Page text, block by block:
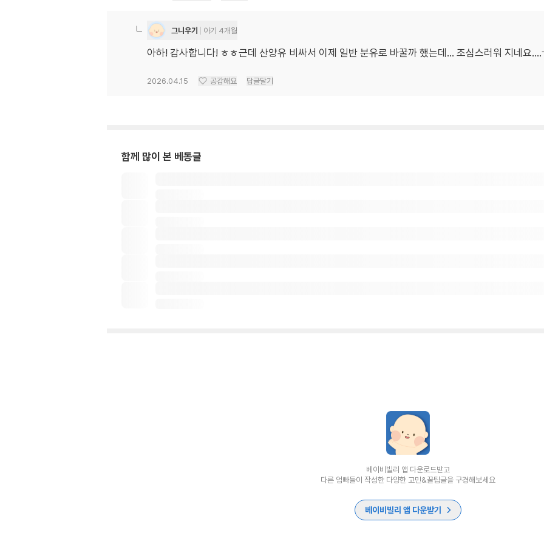
그니우기 아기 4개월
아하! 감사합니다! ㅎㅎ근데 산양유 비싸서 이제 일반 분유로 바꿀까 했는데... 조심스러워 지네요
2026.04.15 공감해요 답글달기
함께 많이 본 베동글
베이비빌리 앱 다운로드받고
다른 엄빠들이 작성한 다양한 고민&꿀팁글을 구경해보세요
베이비빌리 앱 다운받기